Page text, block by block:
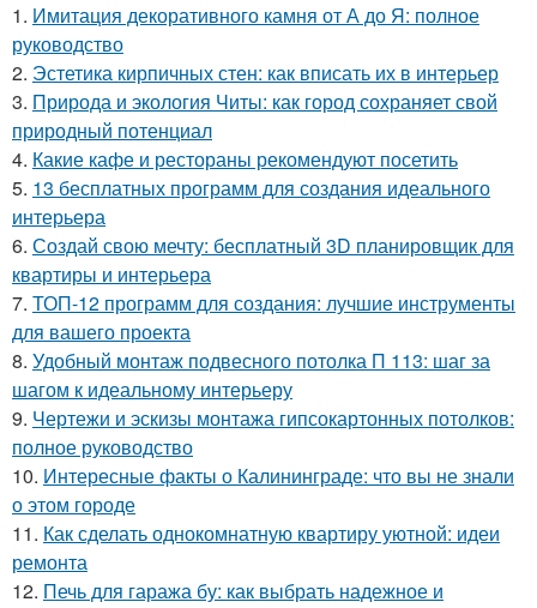
1. Имитация декоративного камня от А до Я: полное
руководство
2. Эстетика кирпичных стен: как вписать их в интерьер
3. Природа и экология Читы: как город сохраняет свой
природный потенциал
4. Какие кафе и рестораны рекомендуют посетить
5. 13 бесплатных программ для создания идеального
интерьера
6. Создай свою мечту: бесплатный 3D планировщик для
квартиры и интерьера
7. ТОП-12 программ для создания: лучшие инструменты
для вашего проекта
8. Удобный монтаж подвесного потолка П 113: шаг за
шагом к идеальному интерьеру
9. Чертежи и эскизы монтажа гипсокартонных потолков:
полное руководство
10. Интересные факты о Калининграде: что вы не знали
о этом городе
11. Как сделать однокомнатную квартиру уютной: идеи
ремонта
12. Печь для гаража бу: как выбрать надежное и